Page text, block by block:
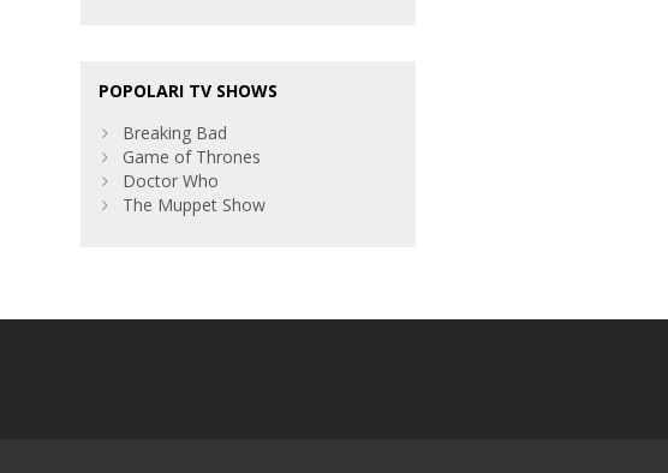
POPOLARI TV SHOWS
Breaking Bad
Game of Thrones
Doctor Who
The Muppet Show